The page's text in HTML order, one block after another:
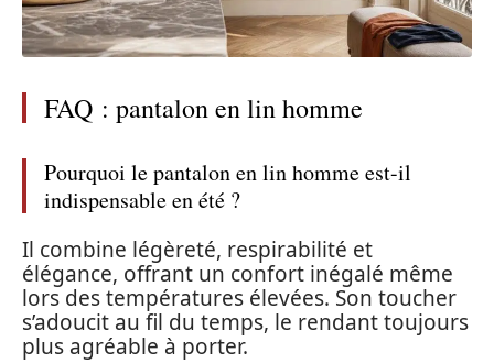
FAQ : pantalon en lin homme
Pourquoi le pantalon en lin homme est-il
indispensable en été ?
Il combine légèreté, respirabilité et
élégance, offrant un confort inégalé même
lors des températures élevées. Son toucher
s’adoucit au fil du temps, le rendant toujours
plus agréable à porter.